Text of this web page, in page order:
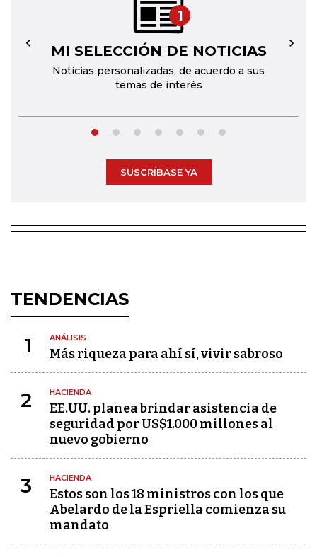
1
MI SELECCIÓN DE NOTICIAS
Noticias personalizadas, de acuerdo a sus
temas de interés
← →
SUSCRÍBASE YA
TENDENCIAS
1 ANÁLISIS
Más riqueza para ahí sí, vivir sabroso
2 HACIENDA
EE.UU. planea brindar asistencia de
seguridad por US$1.000 millones al
nuevo gobierno
3 HACIENDA
Estos son los 18 ministros con los que
Abelardo de la Espriella comienza su
mandato